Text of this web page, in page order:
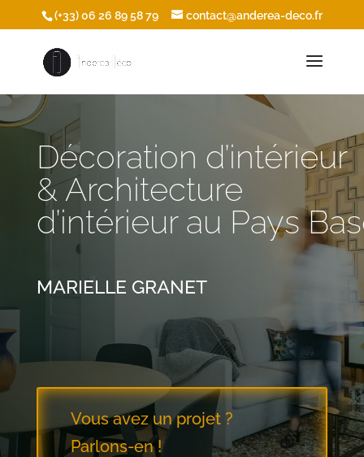
/* Ouvrir les icônes du footer dans une nouvelle fenêtre */
(+33) 06 26 89 58 79 contact@anderea-deco.fr
Décoration d’intérieur
& Architecture
d’intérieur au Pays
MARIELLE GRANET
Vous avez un projet ?
Parlons-en !